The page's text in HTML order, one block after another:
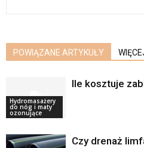
POWIĄZANE ARTYKUŁY
Hydromasażery
do nóg i maty
ozonujące
Ile kosztuje
Czy drenaż